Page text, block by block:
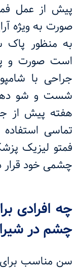
پیش از عمل
صورت به ویژه
به منظور پاک
است صورت و
جراحی با
شست و شو
هفته پیش از
تماسی
فمتو لیزیک
چشمی خود قرار
چه افرادی
چشم در
سن مناسب